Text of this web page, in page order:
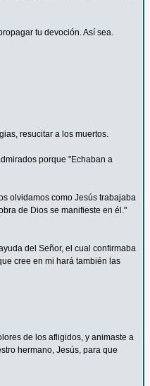
tu devoción. Así sea.
resucitar a los muertos.
porque "Echaban a
olvidamos como Jesús trabajaba
de Dios se manifieste en él."
del Señor, el cual confirmaba
cree en mi hará también las
de los afligidos, y animaste a
hermano, Jesús, para que